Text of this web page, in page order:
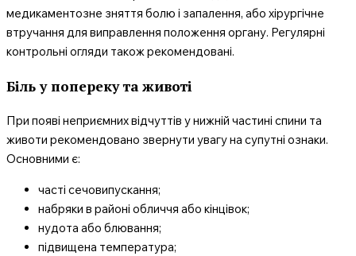
медикаментозне зняття болю і запалення, або хірургічне
втручання для виправлення положення органу. Регулярні
контрольні огляди також рекомендовані.
Біль у попереку та животі
При появі неприємних відчуттів у нижній частині спини та
животи рекомендовано звернути увагу на супутні ознаки.
Основними є:
часті сечовипускання;
набряки в районі обличчя або кінцівок;
нудота або блювання;
підвищена температура;